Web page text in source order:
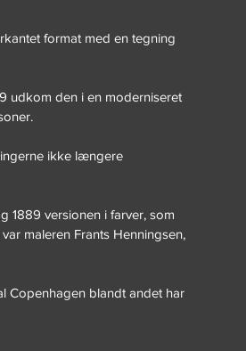
format med en tegning
udkom den i en moderniseret
ikke længere
1889 versionen i farver, som
maleren Frants Henningsen,
Copenhagen blandt andet har